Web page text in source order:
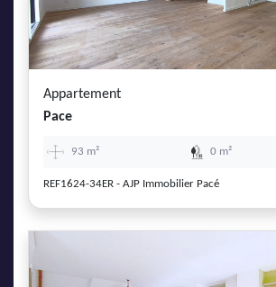
Appartement
Pace
93 m² 0 m²
REF1624-34ER - AJP Immobilier Pacé